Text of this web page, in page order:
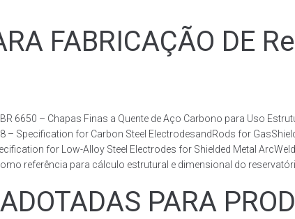
FABRICAÇÃO DE
6650 – Chapas Finas a Quente de Aço Carbono para Uso
Specification for Carbon Steel ElectrodesandRods for
for Low-Alloy Steel Electrodes for Shielded Metal
referência para cálculo estrutural e dimensional do
PARA